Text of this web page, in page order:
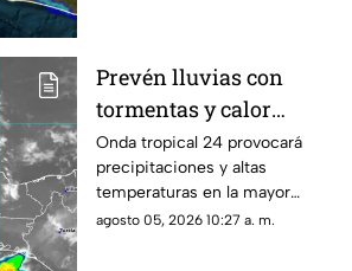
Prevén lluvias con
tormentas y calor
sofocante este
miércoles en Oaxaca
Onda tropical 24 provocará
precipitaciones y altas
temperaturas en la mayor
parte de la entidad; revisa las
agosto 05, 2026 10:27 a. m.